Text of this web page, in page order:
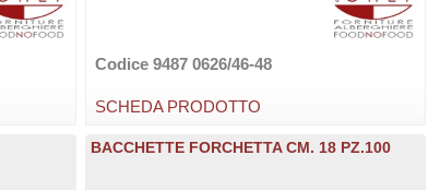
Codice 9487 0626/46-48
SCHEDA PRODOTTO
BACCHETTE FORCHETTA CM. 18 PZ.100